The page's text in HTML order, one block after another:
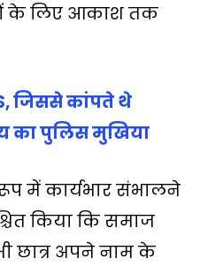
के लिए आकाश तक
जिससे कांपते थे
का पुलिस मुखिया
में कार्यभार संभालने
किया कि समाज
छात्र अपने नाम के